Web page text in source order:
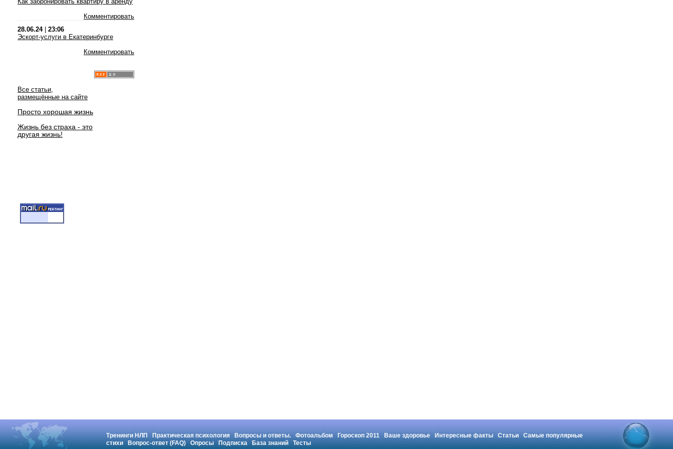
Комментировать
28.06.24| 23:06
Эскорт-услуги в Екатеринбурге
Комментировать
Все статьи,
размещённые на сайте
Просто хорошая жизнь
Жизнь без страха - это
другая жизнь!
Тренинги НЛП Практическая психология Вопросы и ответы. Фотоальбом Гороскоп 2011 Ваше здоровье Интересные факты Статьи
Самые популярные
стихи
Вопрос-ответ (FAQ) Опросы Подписка База знаний Тесты